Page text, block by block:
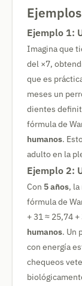
Ejemplo 1:
Imagina que
del ×7,
que es
meses un
dientes
fórmula de
humanos.
adulto en la
Ejemplo 2:
Con 5 años,
fórmula de
+ 31 ≈ 25,74 +
humanos. Un
con energía
chequeos